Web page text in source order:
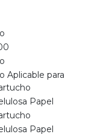
Aplicable para
Papel
Papel